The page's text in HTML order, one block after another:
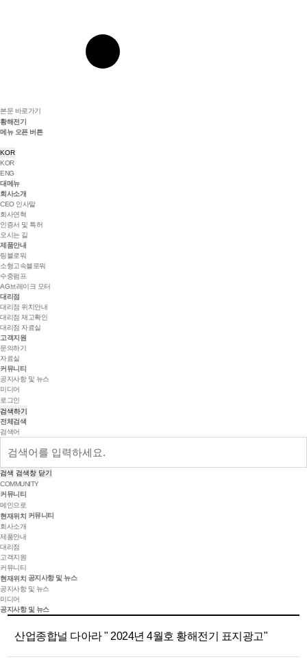
본문 바로가기
황해전기
메뉴 오픈 버튼
KOR
KOR
ENG
대메뉴
회사소개
CEO 인사말
회사연혁
인증서 및 특허
오시는 길
제품안내
링블로워
소형고속블로워
수중펌프
AG브레이크 모터
대리점
대리점 위치안내
대리점 재고확인
대리점 자료실
고객지원
문의하기
자료실
커뮤니티
공지사항 및 뉴스
미디어
로그인
검색하기
전체검색
검색어
검색 검색창 닫기
COMMUNITY
커뮤니티
메인으로
현재위치 커뮤니티
회사소개
제품안내
대리점
고객지원
커뮤니티
현재위치 공지사항 및 뉴스
공지사항 및 뉴스
미디어
공지사항 및 뉴스
산업종합널 다아라 " 2024년 4월호 황해전기 표지광고"